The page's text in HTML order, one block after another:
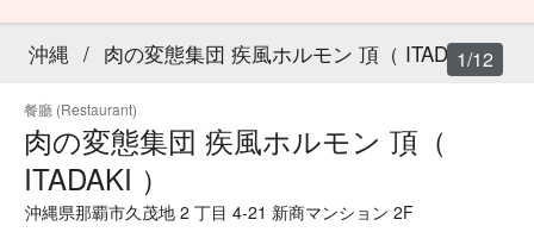
沖縄 / 肉の変態集団 疾風ホルモン 頂（ ITADAKI ）
餐廳 (Restaurant)
肉の変態集団 疾風ホルモン 頂（
ITADAKI ）
沖縄県那覇市久茂地 2 丁目 4-21 新商マンション 2F
1/12